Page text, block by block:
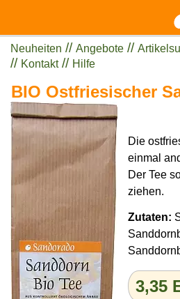
Neuheiten // Angebote //
// Kontakt// Hilfe
BIO Ostfriesischer
Die
einmal
Der Tee
ziehen.
Zutaten:
3,35